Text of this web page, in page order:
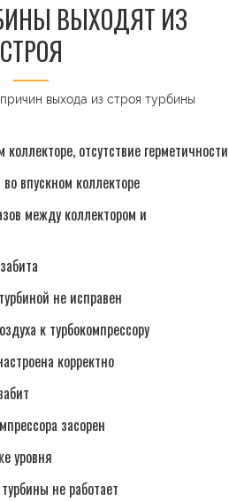
ВЫХОДЯТ ИЗ
СТРОЯ
выхода из строя турбины
отсутствие герметичности
впускном коллекторе
между коллектором и
не исправен
к турбокомпрессору
корректно
засорен
уровня
не работает